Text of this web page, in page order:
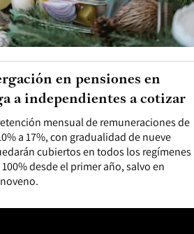
mensual de remuneraciones de
a 17%, con gradualidad de nueve
cubiertos en todos los regímenes
desde el primer año, salvo en
en pensiones en
a independientes a cotizar